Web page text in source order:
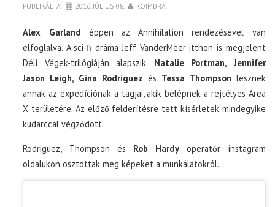
PUBLIKÁLTA 2016. JÚLIUS 08. KOIMBRA
Alex Garland éppen az Annihilation rendezésével van
elfoglalva. A sci-fi dráma Jeff VanderMeer itthon is megjelent
Déli Végek-trilógiáján alapszik. Natalie Portman, Jennifer
Jason Leigh, Gina Rodriguez és Tessa Thompson lesznek
annak az expedíciónak a tagjai, akik belépnek a rejtélyes Area
X területére. Az előző felderítésre tett kísérletek mindegyike
kudarccal végződött.
Rodriguez, Thompson és Rob Hardy operatőr instagram
oldalukon osztottak meg képeket a munkálatokról.